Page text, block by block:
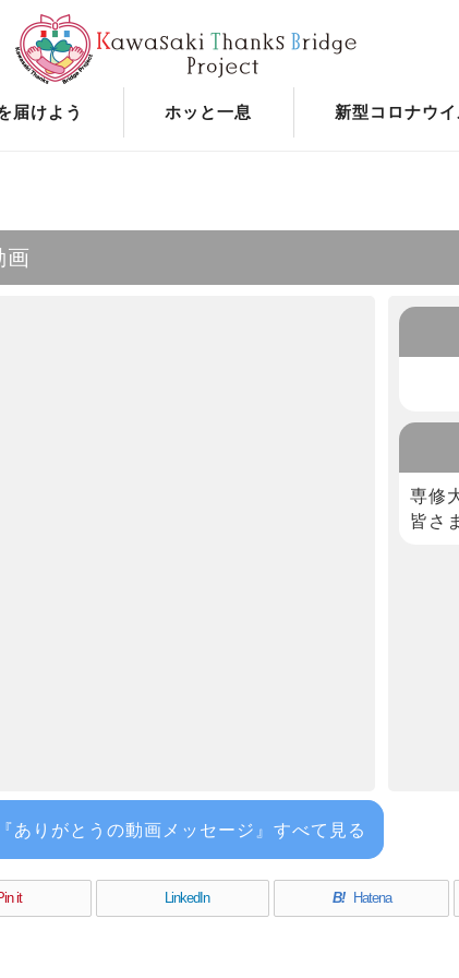
届けよう ホッと一息 新型コロナウ
画
専修
皆さ
『ありがとうの動画メッセージ』すべて見る
it LinkedIn B! Hatena